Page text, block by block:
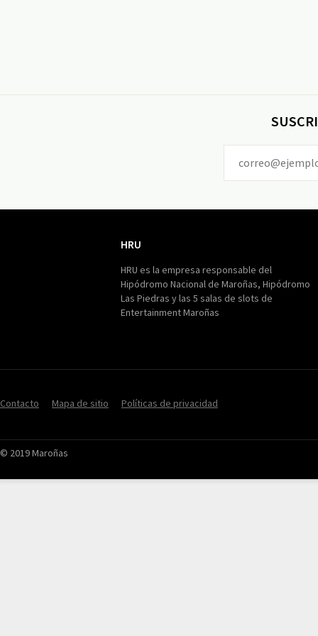
HRU
HRU es la empresa responsable del
Hipódromo Nacional de Maroñas, Hipódromo
Las Piedras y las 5 salas de slots de
Entertainment Maroñas
Contacto Mapa de sitio Políticas de privacidad
© 2019 Maroñas